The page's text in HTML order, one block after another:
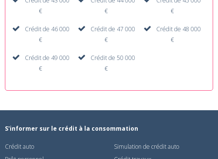
€
€
€
Crédit de 46 000
€
Crédit de 47 000
€
Crédit de 48 000
€
Crédit de 49 000
€
Crédit de 50 000
€
S'informer sur le crédit à la consommation
Crédit auto
Simulation de crédit auto